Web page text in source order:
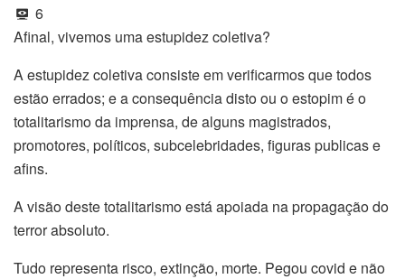
6
Afinal, vivemos uma estupidez coletiva?
A estupidez coletiva consiste em verificarmos que todos
estão errados; e a consequência disto ou o estopim é o
totalitarismo da imprensa, de alguns magistrados,
promotores, políticos, subcelebridades, figuras publicas e
afins.
A visão deste totalitarismo está apoiada na propagação do
terror absoluto.
Tudo representa risco, extinção, morte. Pegou covid e não